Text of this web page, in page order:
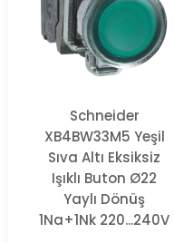
Schneider
XB4BW33M5 Yeşil
Sıva Altı Eksiksiz
Işıklı Buton Ø22
Yaylı Dönüş
1Na+1Nk 220...240V